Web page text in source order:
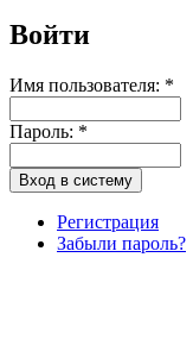
Войти
Имя пользователя: *
Пароль: *
Регистрация
Забыли пароль?